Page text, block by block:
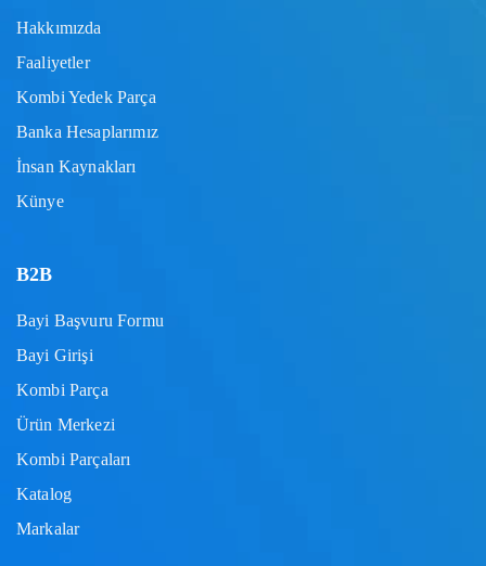
Hakkımızda
Faaliyetler
Kombi Yedek Parça
Banka Hesaplarımız
İnsan Kaynakları
Künye
B2B
Bayi Başvuru Formu
Bayi Girişi
Kombi Parça
Ürün Merkezi
Kombi Parçaları
Katalog
Markalar